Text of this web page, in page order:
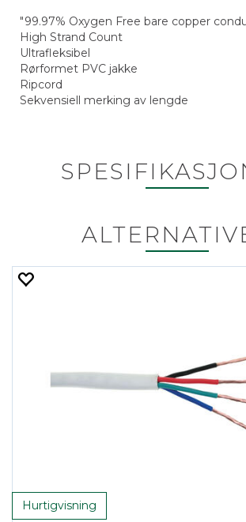
"99.97% Oxygen Free bare copper
High Strand Count
Ultrafleksibel
Rørformet PVC jakke
Ripcord
Sekvensiell merking av lengde
Hurtigvisning